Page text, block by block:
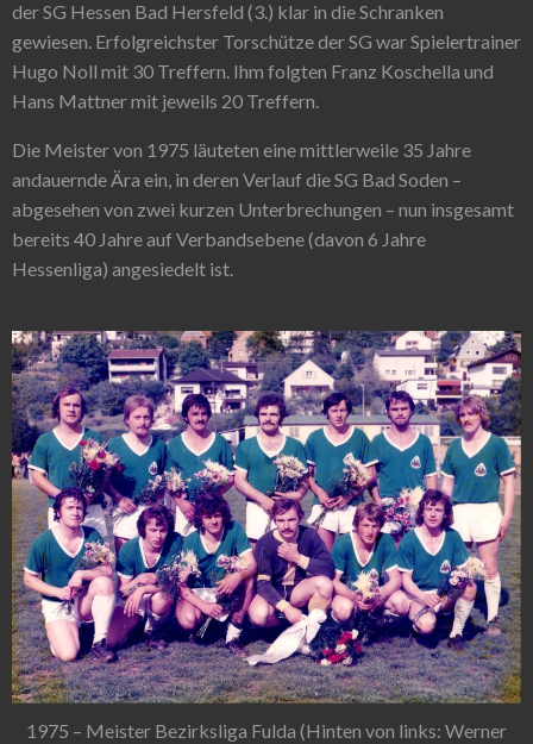
der SG Hessen Bad Hersfeld (3.) klar in die Schranken
gewiesen. Erfolgreichster Torschütze der SG war Spielertrainer
Hugo Noll mit 30 Treffern. Ihm folgten Franz Koschella und
Hans Mattner mit jeweils 20 Treffern.
Die Meister von 1975 läuteten eine mittlerweile 35 Jahre
andauernde Ära ein, in deren Verlauf die SG Bad Soden –
abgesehen von zwei kurzen Unterbrechungen – nun insgesamt
bereits 40 Jahre auf Verbandsebene (davon 6 Jahre
Hessenliga) angesiedelt ist.
1975 – Meister Bezirksliga Fulda (Hinten von links: Werner